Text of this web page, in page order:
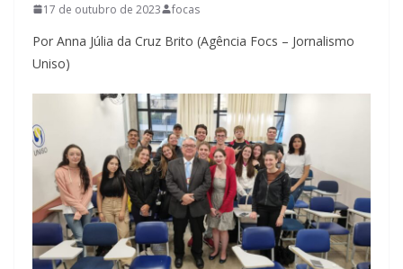
17 de outubro de 2023 focas
Por Anna Júlia da Cruz Brito (Agência Focs – Jornalismo
Uniso)